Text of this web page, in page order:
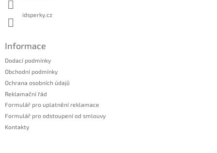
idsperky.cz
Informace
Dodací podmínky
Obchodní podmínky
Ochrana osobních údajů
Reklamační řád
Formulář pro uplatnění reklamace
Formulář pro odstoupení od smlouvy
Kontakty